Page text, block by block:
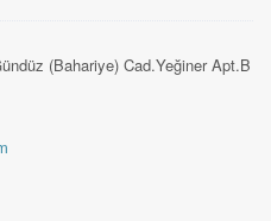
(Bahariye) Cad.Yeğiner Apt.B